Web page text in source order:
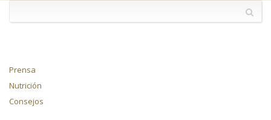
Prensa
Nutrición
Consejos